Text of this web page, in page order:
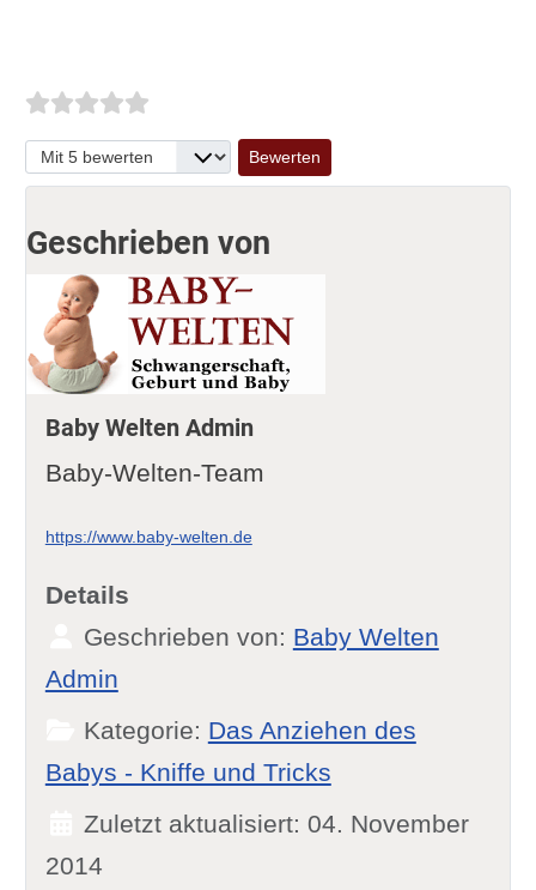
Bitte bewerten
Geschrieben von
Baby Welten Admin
Baby-Welten-Team
https://www.baby-welten.de
Details
Geschrieben von: Baby Welten
Admin
Kategorie: Das Anziehen des
Babys - Kniffe und Tricks
Zuletzt aktualisiert: 04. November
2014